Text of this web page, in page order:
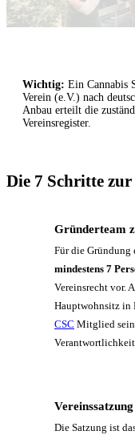
Wichtig: Ein Cannabis
Verein (e.V.) nach
Anbau erteilt die
Vereinsregister.
Die 7 Schritte
Gründerteam
Für die Gründung
mindestens 7
Vereinsrecht vor.
Hauptwohnsitz in
CSC Mitglied
Die Satzung ist